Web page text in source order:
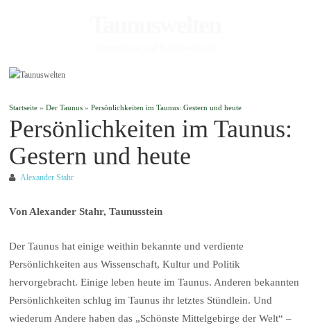
Startseite »Der Taunus »Persönlichkeiten im Taunus: Gestern und heute
Persönlichkeiten im Taunus:
Gestern und heute
Alexander Stahr
Von Alexander Stahr, Taunusstein
Der Taunus hat einige weithin bekannte und verdiente
Persönlichkeiten aus Wissenschaft, Kultur und Politik
hervorgebracht. Einige leben heute im Taunus. Anderen bekannten
Persönlichkeiten schlug im Taunus ihr letztes Stündlein. Und
wiederum Andere haben das „Schönste Mittelgebirge der Welt“ –